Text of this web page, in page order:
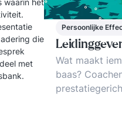
ons, we
je en je mag ons
zo nu en dan eens
We willen namelijk
met de training.
je een vraag die
waarin het
die
met
Persoonlijke
Wat maakt
baas?